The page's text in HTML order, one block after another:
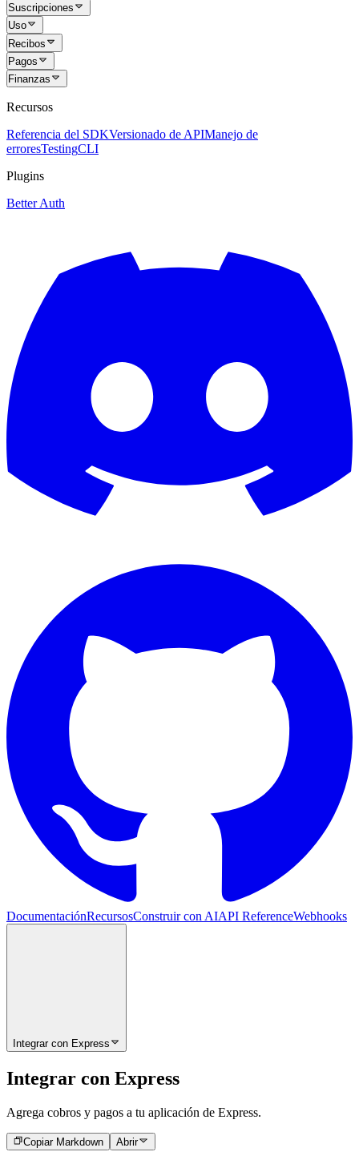
Suscripciones
Uso
Recibos
Pagos
Finanzas
Recursos
Referencia del SDKVersionado de APIManejo de
erroresTestingCLI
Plugins
Better Auth
DocumentaciónRecursosConstruir con AIAPI ReferenceWebhooks
Integrar con Express
Integrar con Express
Agrega cobros y pagos a tu aplicación de Express.
Copiar Markdown Abrir